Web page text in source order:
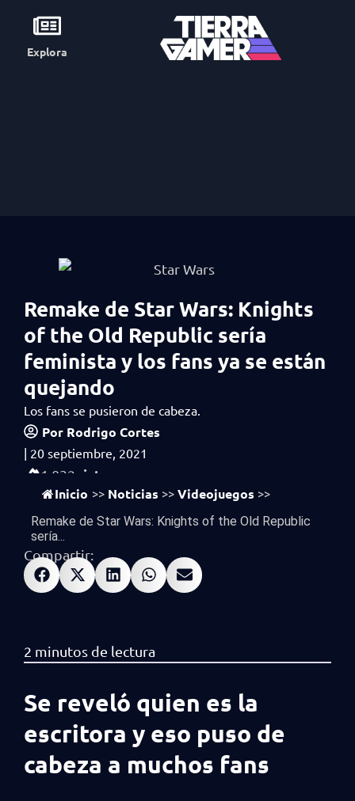
Explora
Remake de Star Wars: Knights
of the Old Republic sería
feminista y los fans ya se están
quejando
Los fans se pusieron de cabeza.
Por Rodrigo Cortes
| 20 septiembre, 2021
1,032 vistas
Inicio >> Noticias >> Videojuegos >>
Remake de Star Wars: Knights of the Old Republic
sería...
Compartir:
Se reveló quien es la
escritora y eso puso de
cabeza a muchos fans